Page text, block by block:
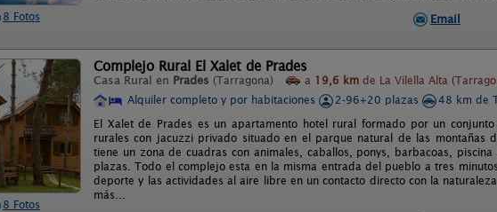
8 Fotos
Email
8 Fotos
Complejo Rural El Xalet de Prades
Casa Rural en Prades (Tarragona) a 19,6 km de La Vilella Alta
Alquiler completo y por habitaciones
2-96+20 plazas
48 km de
El Xalet de Prades es un apartamento hotel rural formado por un
rurales con jacuzzi privado situado en el parque natural de las montañas
tiene un zona de cuadras con animales, caballos, ponys, barbacoas,
plazas. Todo el complejo esta en la misma entrada del pueblo a tres
deporte y las actividades al aire libre en un contacto directo con la
más...